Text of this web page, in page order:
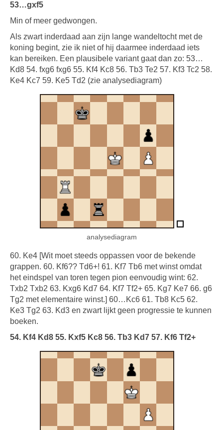
53…gxf5
Min of meer gedwongen.
Als zwart inderdaad aan zijn lange wandeltocht met de
koning begint, zie ik niet of hij daarmee inderdaad iets
kan bereiken. Een plausibele variant gaat dan zo: 53…
Kd8 54. fxg6 fxg6 55. Kf4 Kc8 56. Tb3 Te2 57. Kf3 Tc2 58.
Ke4 Kc7 59. Ke5 Td2 (zie analysediagram)
analysediagram
60. Ke4 [Wit moet steeds oppassen voor de bekende
grappen. 60. Kf6?? Td6+! 61. Kf7 Tb6 met winst omdat
het eindspel van toren tegen pion eenvoudig wint: 62.
Txb2 Txb2 63. Kxg6 Kd7 64. Kf7 Tf2+ 65. Kg7 Ke7 66. g6
Tg2 met elementaire winst.] 60…Kc6 61. Tb8 Kc5 62.
Ke3 Tg2 63. Kd3 en zwart lijkt geen progressie te kunnen
boeken.
54. Kf4 Kd8 55. Kxf5 Kc8 56. Tb3 Kd7 57. Kf6 Tf2+